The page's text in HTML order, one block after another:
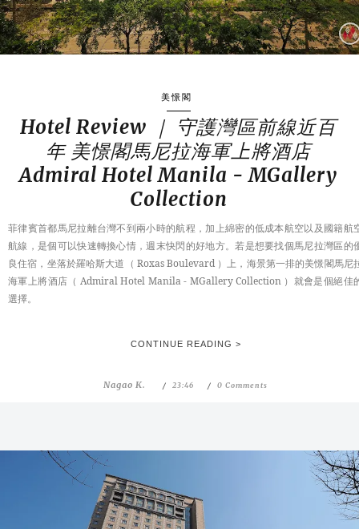
美憬閣
Hotel Review ｜ 守護灣區前線近百
年 美憬閣馬尼拉海軍上將酒店
Admiral Hotel Manila - MGallery
Collection
菲律賓首都馬尼拉離台灣不到兩小時的航程，加上綿密的低成本航空以及國籍航
航線，是個可以快速轉換心情，週末快閃的好地方。若是想要找個馬尼拉灣區的
良住宿，坐落於羅哈斯大道（ Roxas Boulevard ）上，海景第一排的美憬閣馬尼
海軍上將酒店（ Admiral Hotel Manila - MGallery Collection ）就會是個絕佳
選擇。
CONTINUE READING >
Nagao K. 23:46 0 Comments